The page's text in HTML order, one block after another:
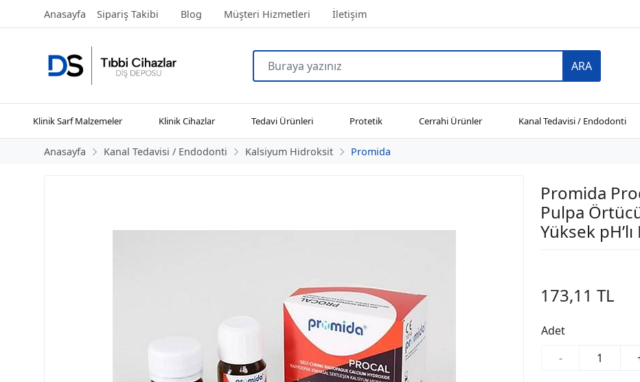
Anasayfa Sipariş Takibi Blog Müşteri Hizmetleri İletişim
ARA
Klinik Sarf Malzemeler Klinik Cihazlar Tedavi Ürünleri Protetik Cerrahi Ürünler Kanal Tedavisi / Endodonti
Anasayfa Kanal Tedavisi / Endodonti Kalsiyum Hidroksit Promida
Promida
Pulpa
Yüksek
173,11 TL
Adet
-